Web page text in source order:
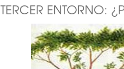
TERCER ENTORNO: